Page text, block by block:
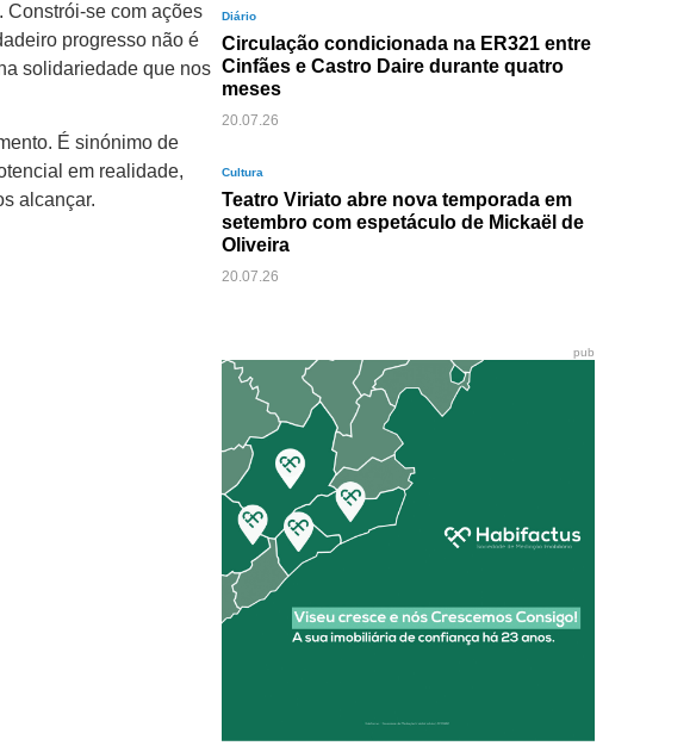
Constrói-se com ações
progresso não é
solidariedade que nos
É sinónimo de
em realidade,
alcançar.
Diário
Circulação condicionada na ER321 entre
Cinfães e Castro Daire durante quatro
meses
20.07.26
Cultura
Teatro Viriato abre nova temporada em
setembro com espetáculo de Mickaël de
Oliveira
20.07.26
pub